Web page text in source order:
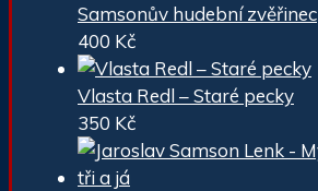
Samsonův hudební zvěřinec
400 Kč
Vlasta Redl – Staré pecky
350 Kč